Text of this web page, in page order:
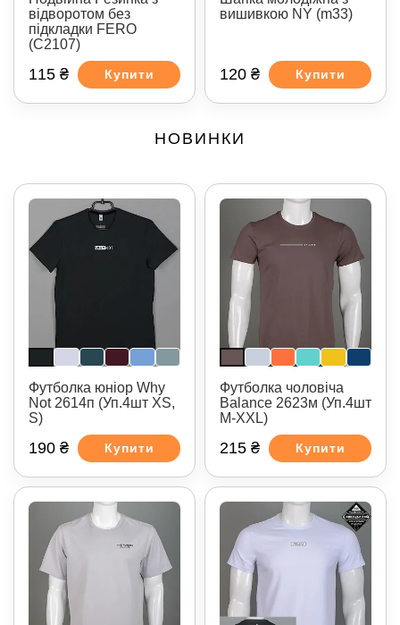
відворотом без
підкладки FERO
(С2107)
115 ₴ Купити
вишивкою NY (m33)
120 ₴ Купити
НОВИНКИ
Футболка юніор Why
Not 2614п (Уп.4шт XS,
S)
190 ₴ Купити
Футболка чоловіча
Balance 2623м (Уп.4шт
M-XXL)
215 ₴ Купити